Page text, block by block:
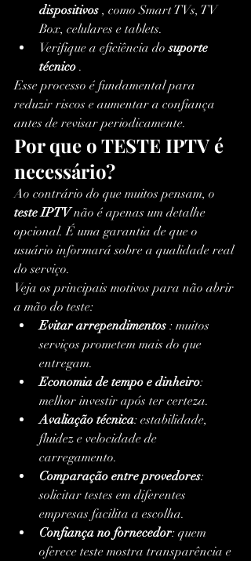
dispositivos , como Smart TVs, TV
Box, celulares e tablets.
Verifique a eficiência do suporte
técnico .
Esse processo é fundamental para
reduzir riscos e aumentar a confiança
antes de revisar periodicamente.
Por que o TESTE IPTV é
necessário?
Ao contrário do que muitos pensam, o
teste IPTV não é apenas um detalhe
opcional. É uma garantia de que o
usuário informará sobre a qualidade real
do serviço.
Veja os principais motivos para não abrir
a mão do teste:
Evitar arrependimentos : muitos
serviços prometem mais do que
entregam.
Economia de tempo e dinheiro:
melhor investir após ter certeza.
Avaliação técnica: estabilidade,
fluidez e velocidade de
carregamento.
Comparação entre provedores:
solicitar testes em diferentes
empresas facilita a escolha.
Confiança no fornecedor: quem
oferece teste mostra transparência e